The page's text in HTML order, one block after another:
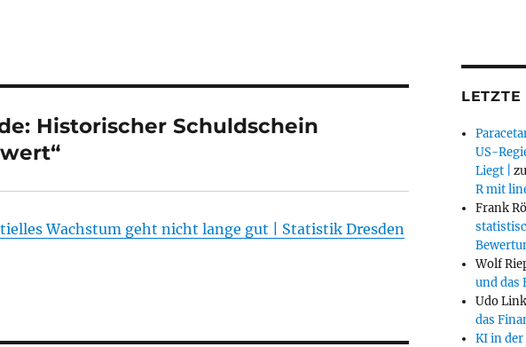
Historischer Schuldschein
Wachstum geht nicht lange gut | Statistik Dresden
LETZTE
US-
Liegt |
R mit
Frank
Wolf
und das
Udo Link
das
KI in